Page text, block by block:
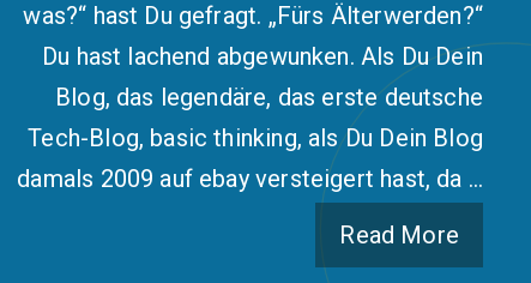
was?“ hast Du gefragt. „Fürs Älterwerden?“
Du hast lachend abgewunken. Als Du Dein
Blog, das legendäre, das erste deutsche
Tech-Blog, basic thinking, als Du Dein Blog
damals 2009 auf ebay versteigert hast, da …
Read More